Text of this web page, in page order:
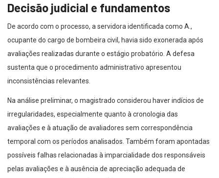
Decisão judicial e fundamentos
De acordo com o processo, a servidora identificada como A.,
ocupante do cargo de bombeira civil, havia sido exonerada após
avaliações realizadas durante o estágio probatório. A defesa
sustenta que o procedimento administrativo apresentou
inconsistências relevantes.
Na análise preliminar, o magistrado considerou haver indícios de
irregularidades, especialmente quanto à cronologia das
avaliações e à atuação de avaliadores sem correspondência
temporal com os períodos analisados. Também foram apontadas
possíveis falhas relacionadas à imparcialidade dos responsáveis
pelas avaliações e à ausência de apreciação adequada de